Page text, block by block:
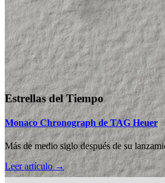
Estrellas del Tiempo
Monaco Chronograph de TAG Heuer
Más de medio siglo después de su
Leer artículo →